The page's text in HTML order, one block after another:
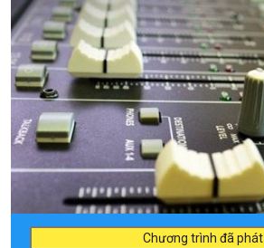
Chương trình đã phát